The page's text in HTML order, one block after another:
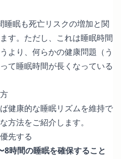
睡眠も死亡リスクの増加と関
す。ただし、これは睡眠時間
より、何らかの健康問題（う
て睡眠時間が長くなっている
健康的な睡眠リズムを維持で
方法をご紹介します。
先する
8時間の睡眠を確保すること